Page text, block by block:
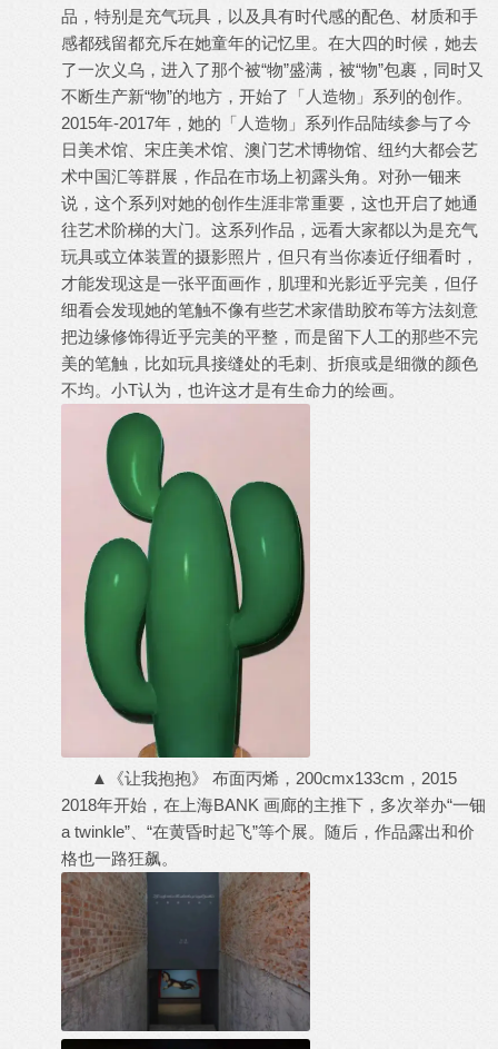
品，特别是充气玩具，以及具有时代感的配色、材质和手
感都残留都充斥在她童年的记忆里。在大四的时候，她去
了一次义乌，进入了那个被“物”盛满，被“物”包裹，同时又
不断生产新“物”的地方，开始了「人造物」系列的创作。
2015年-2017年，她的「人造物」系列作品陆续参与了今
日美术馆、宋庄美术馆、澳门艺术博物馆、纽约⼤都会艺
术中国汇等群展，作品在市场上初露头角。对孙一钿来
说，这个系列对她的创作生涯非常重要，这也开启了她通
往艺术阶梯的大门。这系列作品，远看大家都以为是充气
玩具或立体装置的摄影照片，但只有当你凑近仔细看时，
才能发现这是一张平面画作，肌理和光影近乎完美，但仔
细看会发现她的笔触不像有些艺术家借助胶布等方法刻意
把边缘修饰得近乎完美的平整，而是留下人工的那些不完
美的笔触，比如玩具接缝处的毛刺、折痕或是细微的颜色
不均。小T认为，也许这才是有生命力的绘画。
▲《让我抱抱》 布面丙烯，200cmx133cm，2015
2018年开始，在上海BANK 画廊的主推下，多次举办“⼀钿
a twinkle”、“在⻩昏时起⻜”等个展。随后，作品露出和价
格也一路狂飙。